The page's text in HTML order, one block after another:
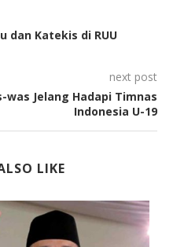
dan Katekis di RUU
next post
was Jelang Hadapi Timnas
Indonesia U-19
LIKE